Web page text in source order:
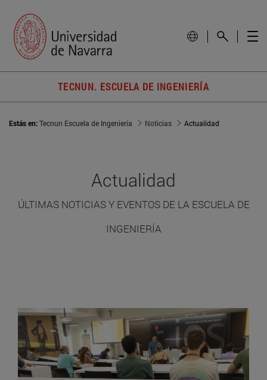
TECNUN. ESCUELA DE INGENIERÍA
Estás en:Tecnun Escuela de Ingeniería Noticias Actualidad
Actualidad
ÚLTIMAS NOTICIAS Y EVENTOS DE LA ESCUELA DE
INGENIERÍA